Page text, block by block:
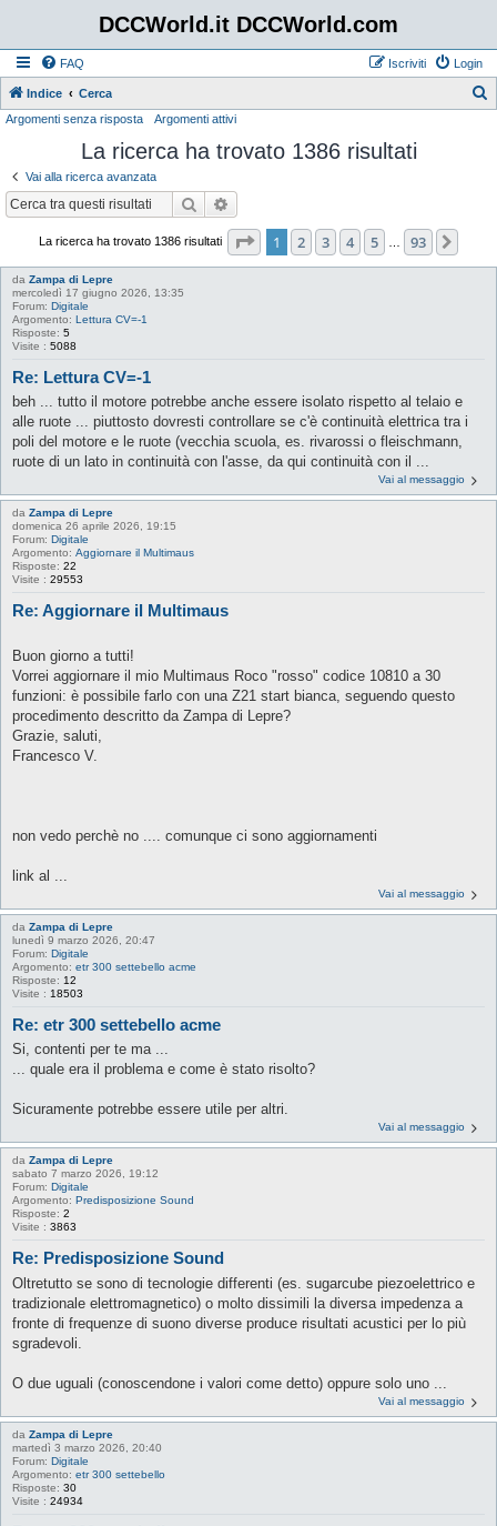
DCCWorld.it DCCWorld.com
FAQ Login
Iscriviti
Indice Cerca
Argomenti senza risposta Argomenti attivi
La ricerca ha trovato 1386 risultati
Vai alla ricerca avanzata
Cerca
La ricerca ha trovato 1386 risultati Pagina di 93
1 2 3 4 5 93
da Zampa di Lepre
mercoledì 17 giugno 2026, 13:35
Forum: Digitale
Argomento: Lettura CV=-1
Risposte: 5
Visite : 5088
Re: Lettura CV=-1
beh ... tutto il motore potrebbe anche essere isolato rispetto al telaio e
alle ruote ... piuttosto dovresti controllare se c'è continuità elettrica tra i
poli del motore e le ruote (vecchia scuola, es. rivarossi o fleischmann,
ruote di un lato in continuità con l'asse, da qui continuità con il ...
Vai al messaggio
da Zampa di Lepre
domenica 26 aprile 2026, 19:15
Forum: Digitale
Argomento: Aggiornare il Multimaus
Risposte: 22
Visite : 29553
Re: Aggiornare il Multimaus
Buon giorno a tutti!
Vorrei aggiornare il mio Multimaus Roco "rosso" codice 10810 a 30
funzioni: è possibile farlo con una Z21 start bianca, seguendo questo
procedimento descritto da Zampa di Lepre?
Grazie, saluti,
Francesco V.
non vedo perchè no .... comunque ci sono aggiornamenti
link al ...
Vai al messaggio
da Zampa di Lepre
lunedì 9 marzo 2026, 20:47
Forum: Digitale
Argomento: etr 300 settebello acme
Risposte: 12
Visite : 18503
Re: etr 300 settebello acme
Si, contenti per te ma ...
... quale era il problema e come è stato risolto?
Sicuramente potrebbe essere utile per altri.
Vai al messaggio
da Zampa di Lepre
sabato 7 marzo 2026, 19:12
Forum: Digitale
Argomento: Predisposizione Sound
Risposte: 2
Visite : 3863
Re: Predisposizione Sound
Oltretutto se sono di tecnologie differenti (es. sugarcube piezoelettrico e
tradizionale elettromagnetico) o molto dissimili la diversa impedenza a
fronte di frequenze di suono diverse produce risultati acustici per lo più
sgradevoli.
O due uguali (conoscendone i valori come detto) oppure solo uno ...
Vai al messaggio
da Zampa di Lepre
martedì 3 marzo 2026, 20:40
Forum: Digitale
Argomento: etr 300 settebello
Risposte: 30
Visite : 24934